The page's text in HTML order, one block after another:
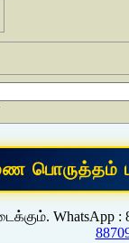
WhatsApp :